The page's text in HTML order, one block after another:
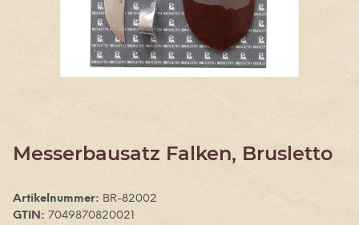
Messerbausatz Falken, Brusletto
Artikelnummer: BR-82002
GTIN: 7049870820021